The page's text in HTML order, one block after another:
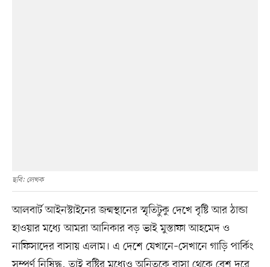
ছবি: লেখক
আলবার্ট আইনস্টাইনের জন্মস্থানের স্মৃতিটুকু দেখে বৃষ্টি আর ঠান্ডা
হাওয়ার মধ্যে আমরা আনিকার বড় ভাই মুস্তাফা আহমেদ ও
নাফিসাদের বাসায় এলাম। এ দেশে যেখানে–সেখানে গাড়ি পার্কিং